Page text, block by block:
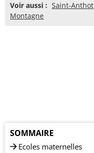
Voir aussi : Saint-Anthot
Montagne
SOMMAIRE
Ecoles maternelles